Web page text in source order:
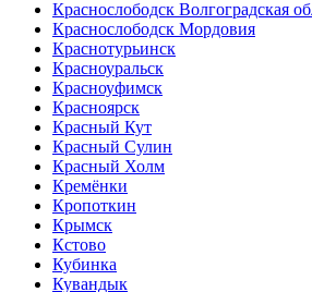
Краснослободск Волгоградская
Краснослободск Мордовия
Краснотурьинск
Красноуральск
Красноуфимск
Красноярск
Красный Кут
Красный Сулин
Красный Холм
Кремёнки
Кропоткин
Крымск
Кстово
Кубинка
Кувандык